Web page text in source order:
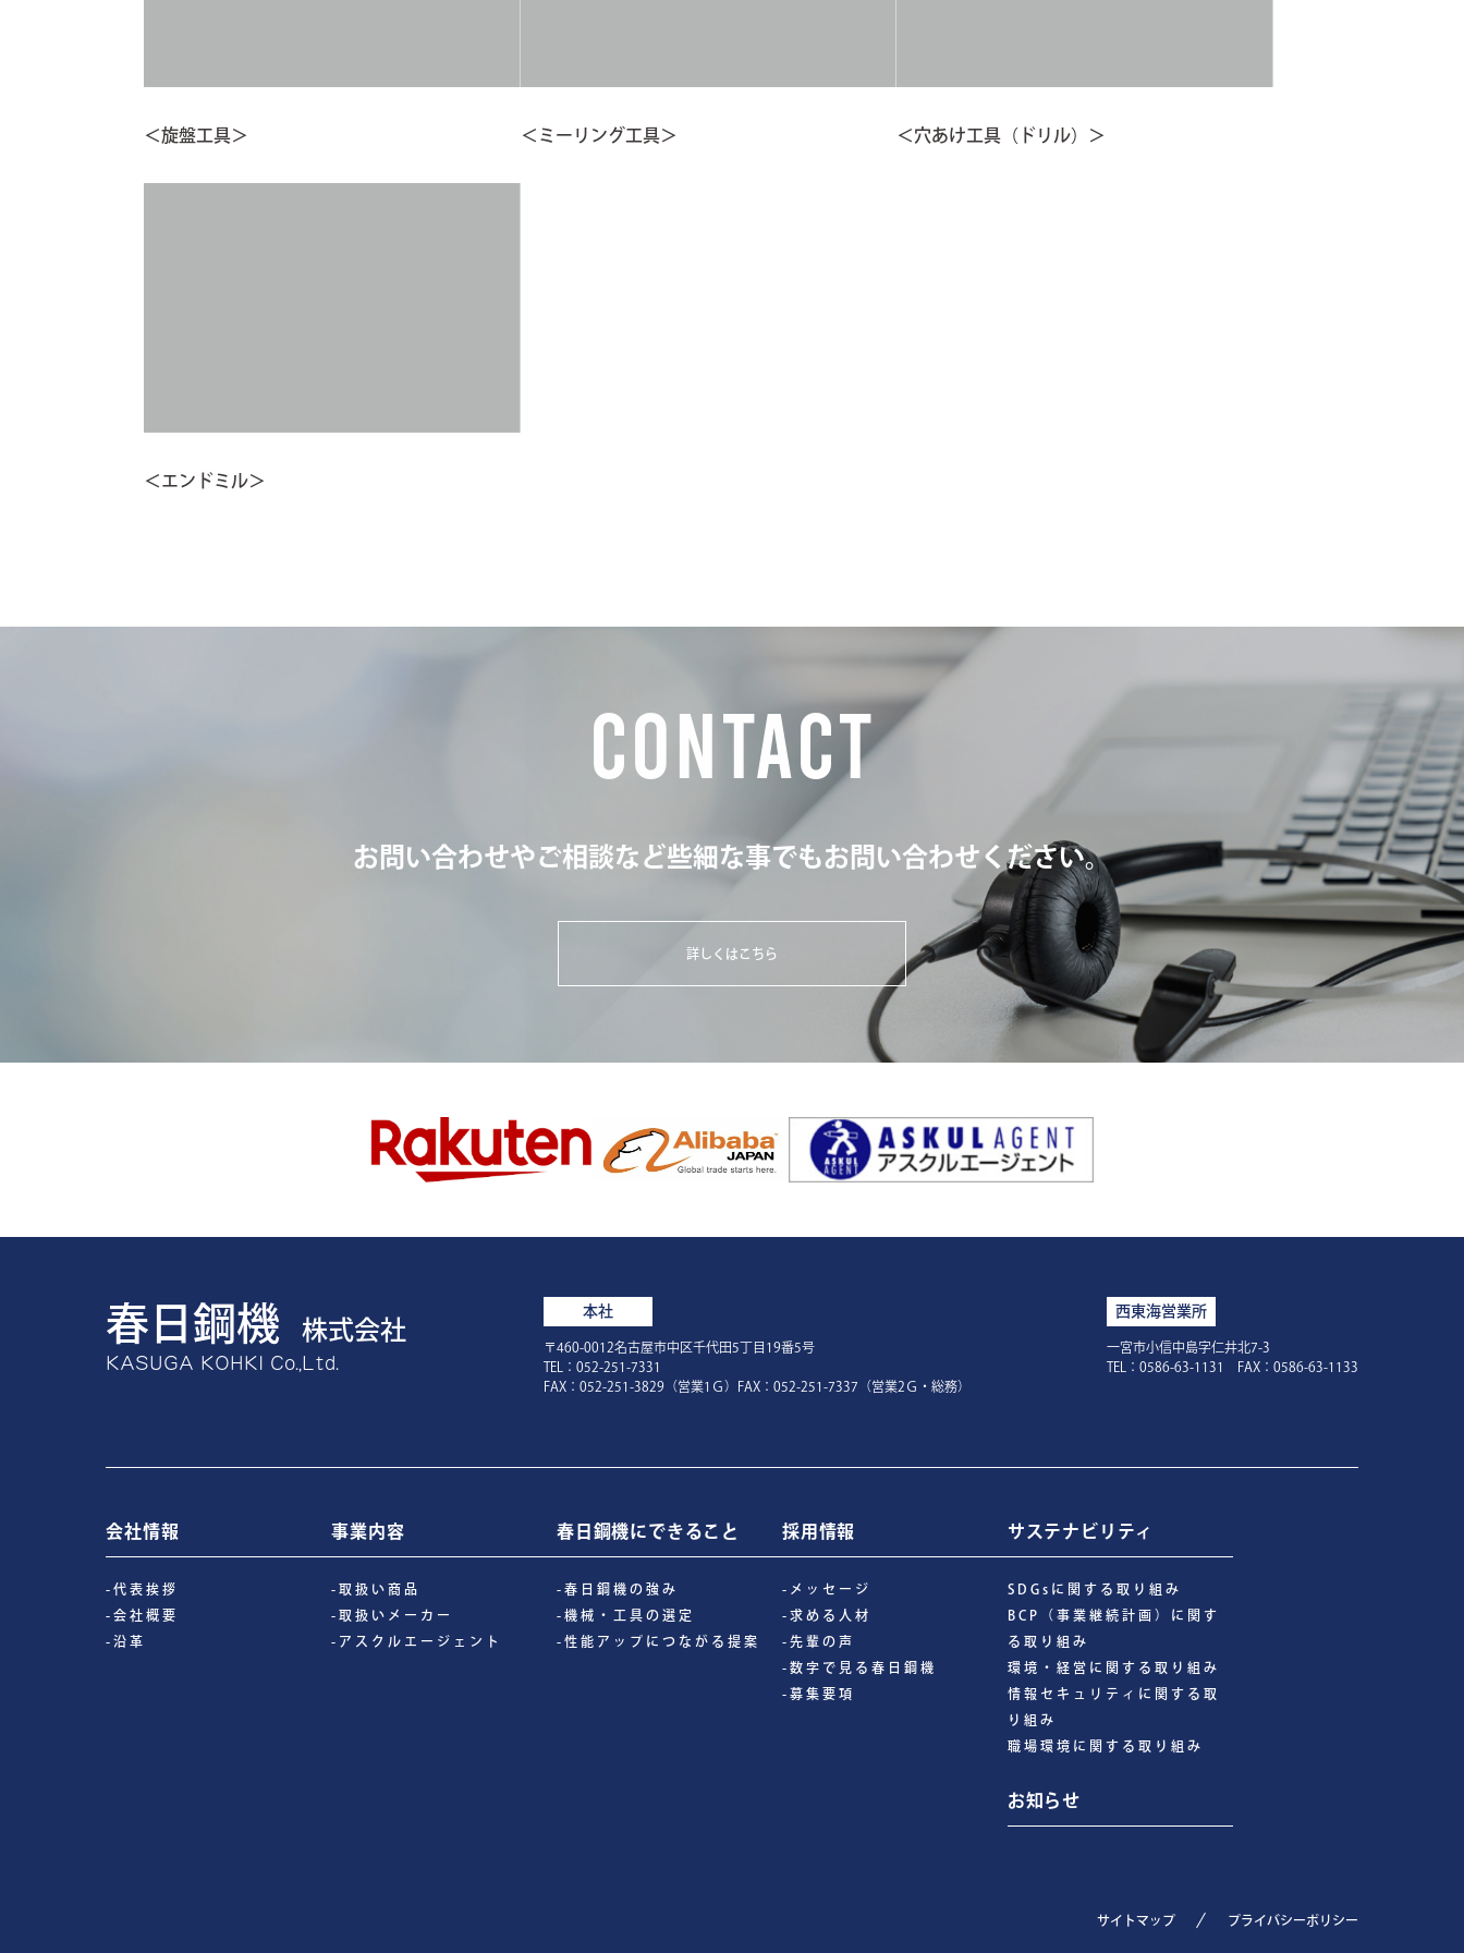
＜旋盤工具＞ ＜ミーリング工具＞ ＜穴あけ工具（ドリル）＞
＜エンドミル＞
CONTACT
お問い合わせやご相談など些細な事でもお問い合わせください。
詳しくはこちら
春日鋼機 株式会社
KASUGA KOHKI Co.,Ltd.
本社
〒460-0012名古屋市中区千代田5丁目19番5号
TEL：052-251-7331
FAX：052-251-3829（営業1Ｇ）FAX：052-251-7337（営業2Ｇ・総務）
西東海営業所
一宮市小信中島字仁井北7-3
TEL：0586-63-1131 FAX：0586-63-1133
会社情報
-代表挨拶
-会社概要
-沿革
事業内容
-取扱い商品
-取扱いメーカー
-アスクルエージェント
春日鋼機にできること
-春日鋼機の強み
-機械・工具の選定
-性能アップにつながる提案
採用情報
-メッセージ
-求める人材
-先輩の声
-数字で見る春日鋼機
-募集要項
サステナビリティ
SDGsに関する取り組み
BCP（事業継続計画）に関す
る取り組み
環境・経営に関する取り組み
情報セキュリティに関する取
り組み
職場環境に関する取り組み
お知らせ
サイトマップ プライバシーポリシー